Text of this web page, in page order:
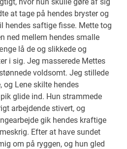
at tage på hendes bryster og
hendes saftige fisse. Mette tog
ned mellem hendes smalle
lå de og slikkede og
i sig. Jeg masserede Mettes
voldsomt. Jeg stillede
Lene skilte hendes
glide ind. Hun strammede
arbejdende stivert, og
gik hendes kraftige
Efter at have sundet
om på ryggen, og hun gled